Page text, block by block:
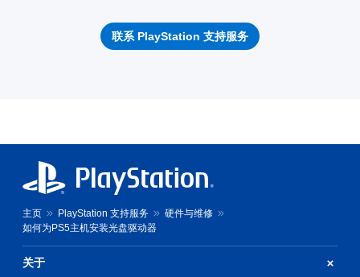
联系 PlayStation 支持服务
主页 PlayStation 支持服务
硬件与维修
如何为PS5主机安装光盘驱动器
关于